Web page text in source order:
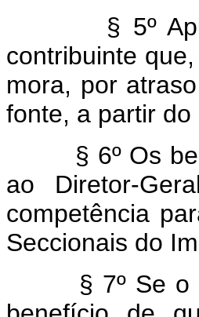
§ 5º
contribuinte
mora, por
fonte, a partir
§ 6º Os
ao Diretor-
competência
Seccionais do
§ 7º Se o